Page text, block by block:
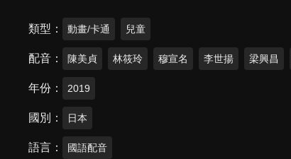
類型 動畫/卡通 兒童
配音 陳美貞 林筱玲 穆宣名 李世揚 梁興昌
年份 2019
國別 日本
語言 國語配音